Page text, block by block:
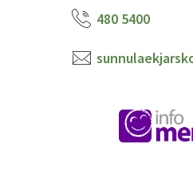
480 5400